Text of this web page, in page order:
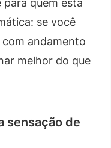
quem está
se você
andamento
melhor do que
sensação de